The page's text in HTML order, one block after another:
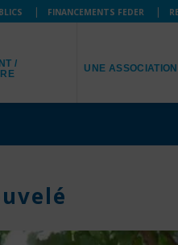
FINANCEMENTS FEDER
/
UNE ASSOCIATION